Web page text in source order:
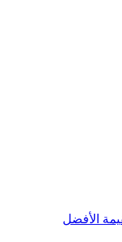
الأفضل